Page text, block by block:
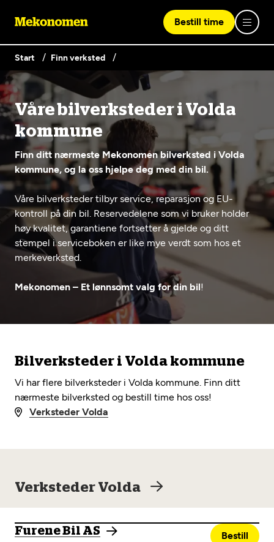
Finn verksted
Våre tjenester
Bilservice
EU-kontroll - Vanlig bil (opptil 3,5t)
Diagnose/Feilsøking
Mekonomen Bilkonto
Les mer
Hvorfor Mekonomen
Bilkonto
Elbilverksted
Fritt verkstedvalg
Nybilgaranti og fabrikkgaranti
Biltips og råd
Bestill time
Lag en brukerkonto
Er du ikke Mekonomen-kunde ennå? Opprett en konto
ved å klikke på knappen nedenfor.
Opprett en konto
Logg inn med Vipps
Vipps på denne enhet
Start Finn verksted
Våre bilverksteder i Volda
kommune
Finn ditt nærmeste Mekonomen bilverksted i Volda
kommune, og la oss hjelpe deg med din bil.
Våre bilverksteder tilbyr service, reparasjon og EU-
kontroll på din bil. Reservedelene som vi bruker holder
høy kvalitet, garantiene fortsetter å gjelde og ditt
stempel i serviceboken er like mye verdt som hos et
merkeverksted.
Mekonomen – Et lønnsomt valg for din bil!
Bilverksteder i Volda kommune
Vi har flere bilverksteder i Volda kommune. Finn ditt
nærmeste bilverksted og bestill time hos oss!
Verksteder Volda
Verksteder Volda
Furene Bil AS Bestill